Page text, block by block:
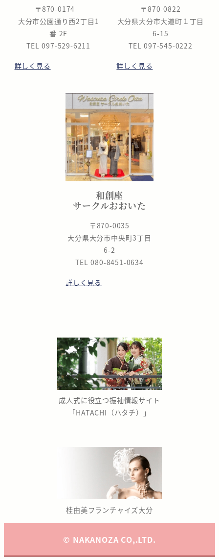
〒870-0174
大分市公園通り西2丁目1
番 2F
TEL 097-529-6211
詳しく見る
〒870-0822
大分県大分市大道町１丁目
6-15
TEL 097-545-0222
詳しく見る
和創座
サークルおおいた
〒870-0035
大分県大分市中央町3丁目
6-2
TEL 080-8451-0634
詳しく見る
成人式に役立つ振袖情報サイト
「HATACHI（ハタチ）」
桂由美フランチャイズ大分
© NAKANOZA CO,.LTD.